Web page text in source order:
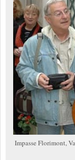
Impasse Florimont,